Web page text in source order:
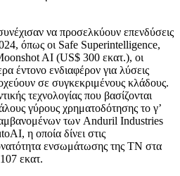
να προσελκύουν επενδύσεις
όπως οι Safe Superintelligence,
AI (US$ 300 εκατ.), οι
έντονο ενδιαφέρον για λύσεις
σε συγκεκριμένους κλάδους.
τεχνολογίας που βασίζονται
γύρους χρηματοδότησης το γ’
των Anduril Industries
η οποία δίνει στις
ενσωμάτωσης της ΤΝ στα
εκατ.